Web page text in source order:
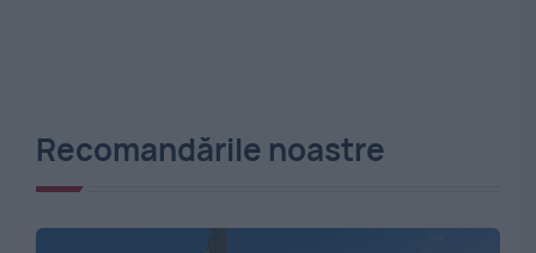
Recomandările noastre